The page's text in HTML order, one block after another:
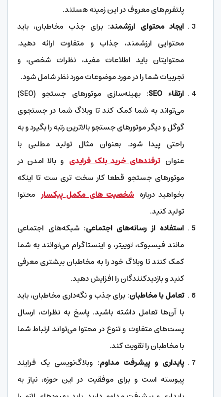
پلتفرم‌های معروف در این زمینه هستند.
ایجاد محتوای ارزشمند: برای جذب مخاطبان، باید
محتوایی ارزشمند، جذاب و متفاوت ارائه دهید.
محتوایتان باید اطلاعات مفید، نظرات شخصی، و
تجربیات شما را در مورد موضوعات مورد نظر شامل شود.
ارتقاء SEO
: بهینه‌سازی موتورهای جستجو (SEO)
می‌تواند به شما کمک کند تا وبلاگ شما در جستجوی
گوگل و دیگر موتورهای جستجو بالاترین رتبه را بگیرد و به
راحتی پیدا شود. بعنوان مثال تولید مطلبی با
عنوانترفندهای خرید بلک فرایدی و بالا امدن در
موتورهای جستجو قطعا کار سخت تری ست تا اینکه
بخواهید دربارهشخصیت های مکمل پیکسارمحتوا
تولید کنید.
استفاده از رسانه‌های اجتماعی: شبکه‌های اجتماعی
مانند فیسبوک، توییتر، و اینستاگرام می‌توانند به شما
کمک کنند تا وبلاگ خود را به مخاطبان بیشتری معرفی
کنید و بازدیدکنندگان را افزایش دهید.
تعامل با مخاطبان: برای جذب و نگه‌داری مخاطبان، باید
با آن‌ها تعامل داشته باشید. پاسخ به نظرات، ارسال
پست‌های متفاوت و تنوع در محتوا می‌تواند ارتباط شما
با مخاطبان را تقویت کند.
پایداری و پیشرفت مداوم: وبلاگ‌نویسی یک فرایند
پیوسته است و برای موفقیت در این حوزه، نیاز به